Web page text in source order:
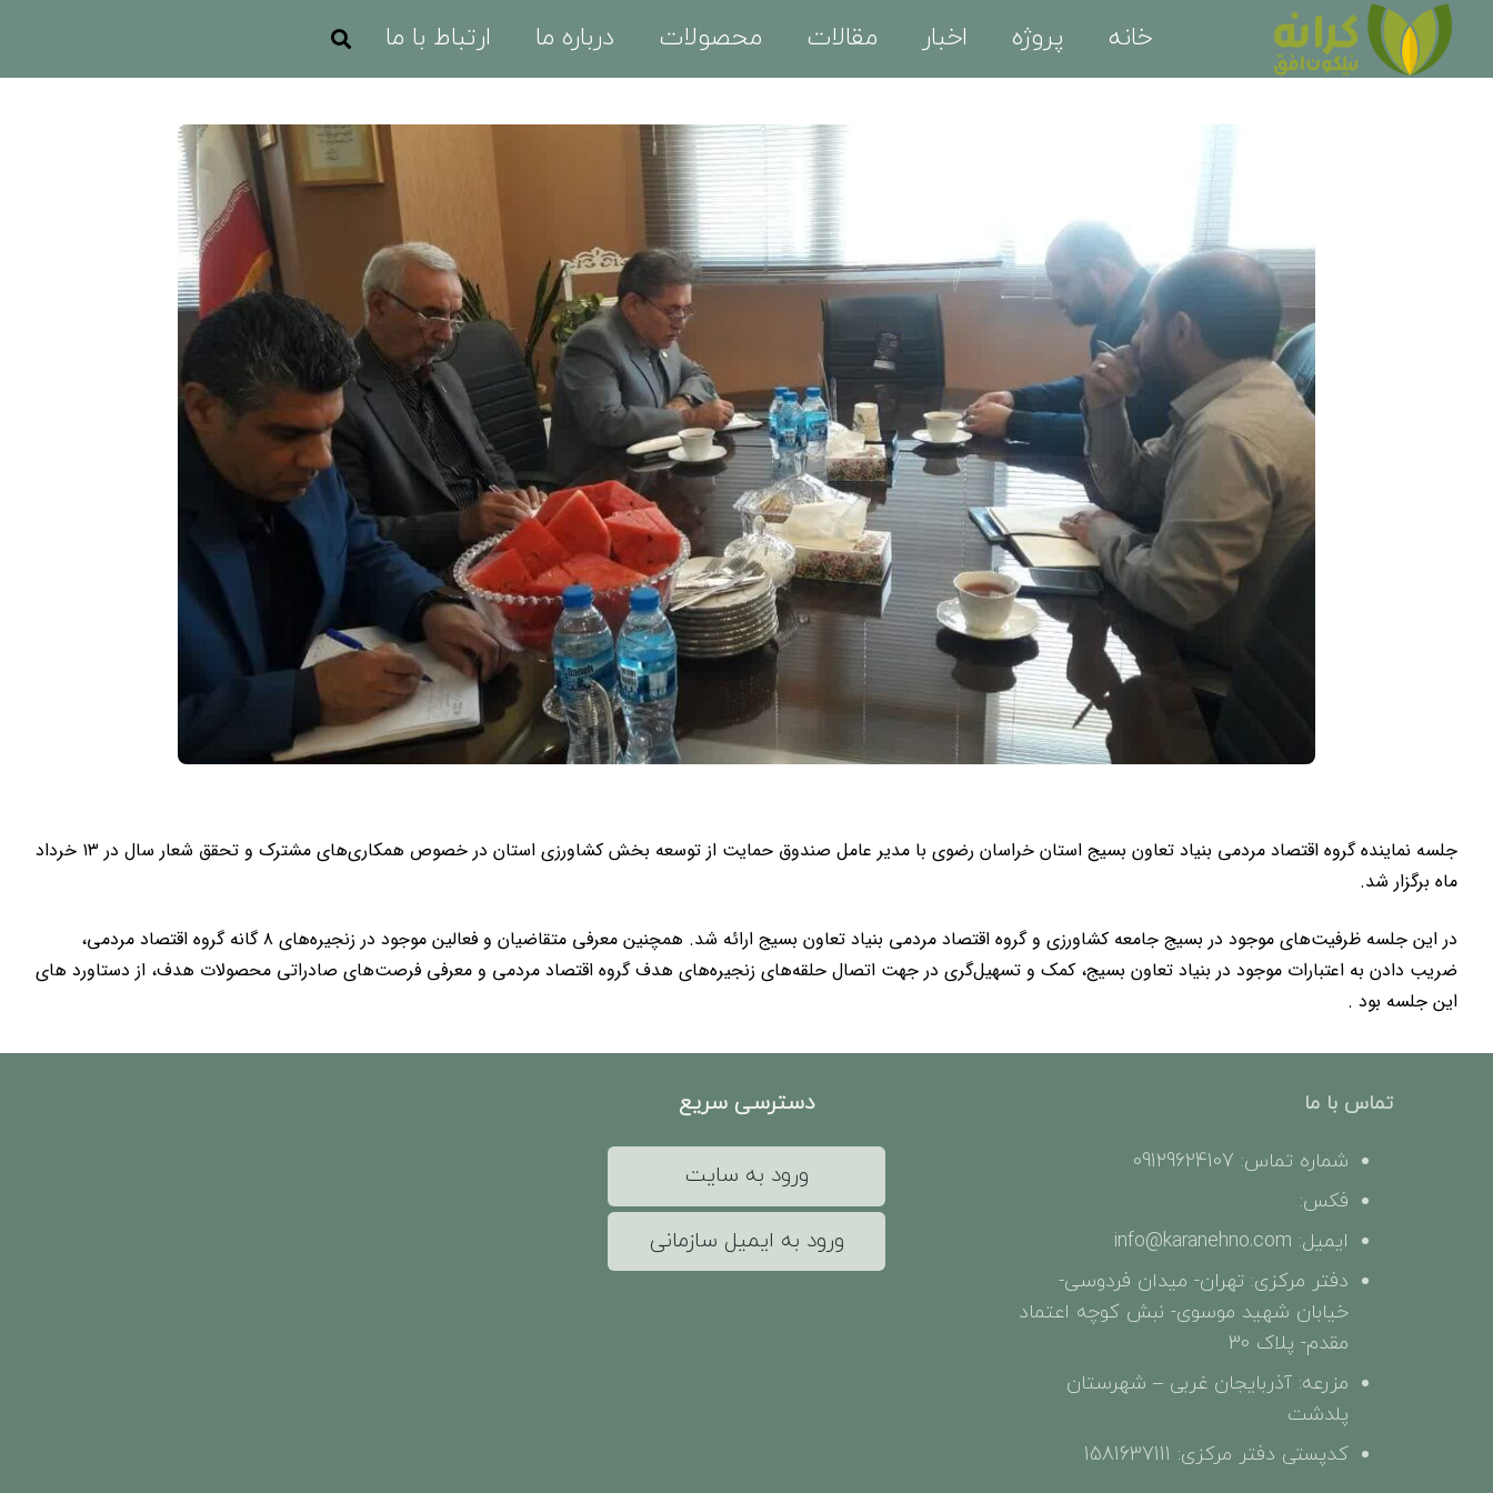
خانه پروژه اخبار مقالات محصولات درباره ما ارتباط با ما
جلسه نماینده گروه اقتصاد مردمی بنیاد تعاون بسیج استان خراسان رضوی با مدیر عامل صندوق حمایت از توسعه بخش کشاورزی استان در خصوص همکاری‌های مشترک و تحقق شعار سال در ۱۳ خرداد
ماه برگزار شد.
در این جلسه ظرفیت‌های موجود در بسیج جامعه کشاورزی و گروه اقتصاد مردمی بنیاد تعاون بسیج ارائه شد. همچنین معرفی متقاضیان و فعالین موجود در زنجیره‌های ۸ گانه گروه اقتصاد مردمی،
ضریب دادن به اعتبارات موجود در بنیاد تعاون بسیج، کمک و تسهیل‌گری در جهت اتصال حلقه‌های زنجیره‌های هدف گروه اقتصاد مردمی و معرفی فرصت‌های صادراتی محصولات هدف، از دستاورد های
این جلسه بود .
تماس با ما
شماره تماس: 09129624107
فکس:
ایمیل: info@karanehno.com
دفتر مرکزی: تهران- میدان فردوسی-
خیابان شهید موسوی- نبش کوچه اعتماد
مقدم- پلاک 30
مزرعه: آذربایجان غربی – شهرستان
پلدشت
کدپستی دفتر مرکزی: 1581637111
دسترسی سریع
ورود به سایت
ورود به ایمیل سازمانی